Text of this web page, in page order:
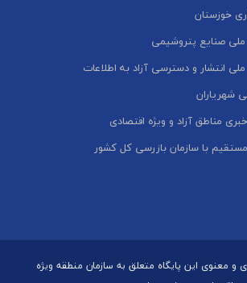
خوزستان
صنایع پتروشیمی
ملی انتشار و دسترسی آزاد به اطلاعات
شهریاران
خبری مناطق آزاد و ویژه اقتصادی
مستقیم با سازمان بازرسی کل کشور
معنوی این پایگاه متعلق به سازمان منطقه ویژه